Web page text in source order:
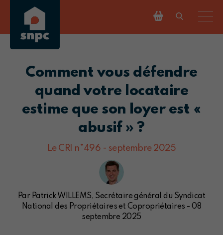
Comment vous défendre
quand votre locataire
estime que son loyer est «
abusif » ?
Le CRI n°496 - septembre 2025
Par Patrick WILLEMS, Secrétaire général du Syndicat
National des Propriétaires et Copropriétaires - 08
septembre 2025